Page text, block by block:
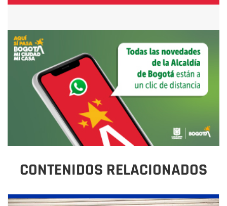
CONTENIDOS RELACIONADOS